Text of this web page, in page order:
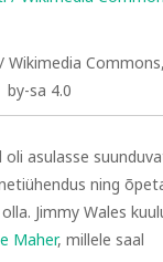
Wikimedia
by-sa 4.0
oli asulasse
ning
Jimmy Wales
Maher, millele saal